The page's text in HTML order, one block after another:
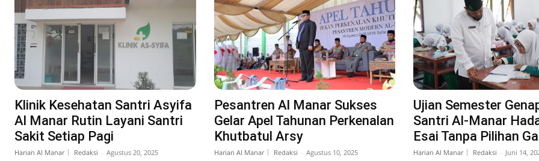
Klinik Kesehatan Santri Asyifa
Al Manar Rutin Layani Santri
Sakit Setiap Pagi
Harian Al Manar Redaksi - Agustus 20, 2025
Pesantren Al Manar Sukses
Gelar Apel Tahunan Perkenalan
Khutbatul Arsy
Harian Al Manar Redaksi - Agustus 10, 2025
Ujian Semester
Santri Al-Manar
Esai Tanpa Pilihan
Harian Al Manar Redaksi - Juni 14,